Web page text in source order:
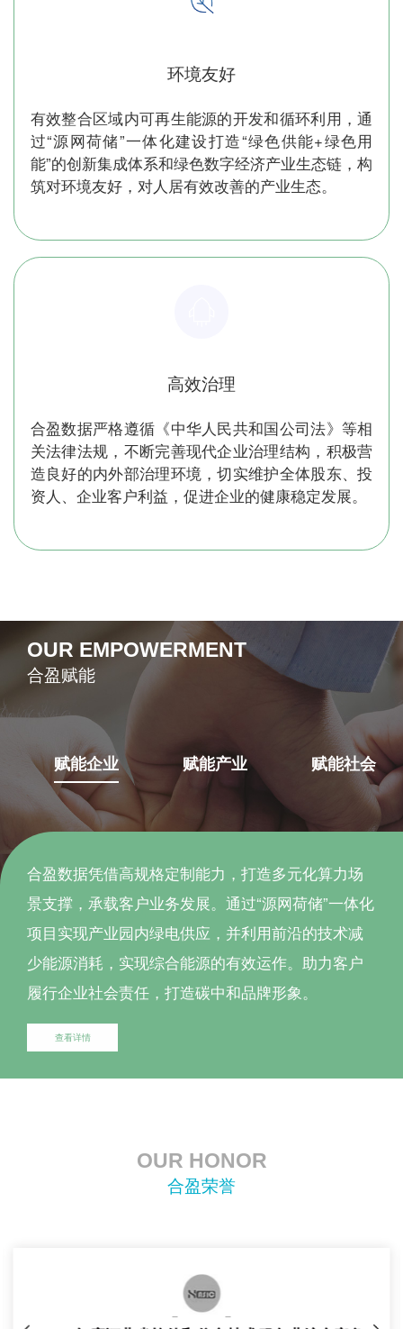
环境友好
有效整合区域内可再生能源的开发和循环利用，通
过“源网荷储”一体化建设打造“绿色供能+绿色用
能”的创新集成体系和绿色数字经济产业生态链，构
筑对环境友好，对人居有效改善的产业生态。
高效治理
合盈数据严格遵循《中华人民共和国公司法》等相
关法律法规，不断完善现代企业治理结构，积极营
造良好的内外部治理环境，切实维护全体股东、投
资人、企业客户利益，促进企业的健康稳定发展。
OUR EMPOWERMENT
合盈赋能
赋能企业 赋能产业 赋能社会
合盈数据凭借高规格定制能力，打造多元化算力场
景支撑，承载客户业务发展。通过“源网荷储”一体化
项目实现产业园内绿电供应，并利用前沿的技术减
少能源消耗，实现综合能源的有效运作。助力客户
履行企业社会责任，打造碳中和品牌形象。
查看详情
OUR HONOR
合盈荣誉